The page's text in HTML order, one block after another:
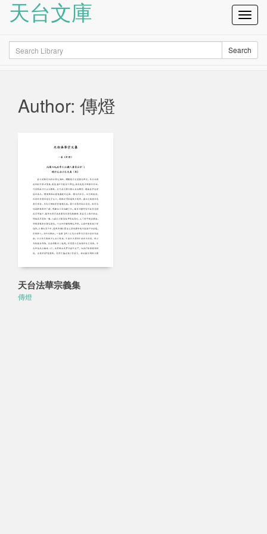
天台文庫
Search Search
Author: 傳燈
天台法華宗義集
傳燈